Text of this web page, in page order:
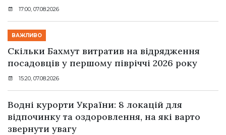
17:00, 07.08.2026
ВАЖЛИВО
Скільки Бахмут витратив на відрядження
посадовців у першому півріччі 2026 року
15:20, 07.08.2026
Водні курорти України: 8 локацій для
відпочинку та оздоровлення, на які варто
звернути увагу